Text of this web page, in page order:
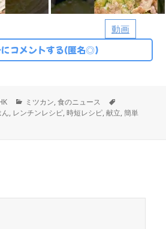
動画
にコメントする(匿名◎)
カ
テ
ミツカン,食のニュース
グ
, レンチンレシピ,時短レシピ,献立,簡単